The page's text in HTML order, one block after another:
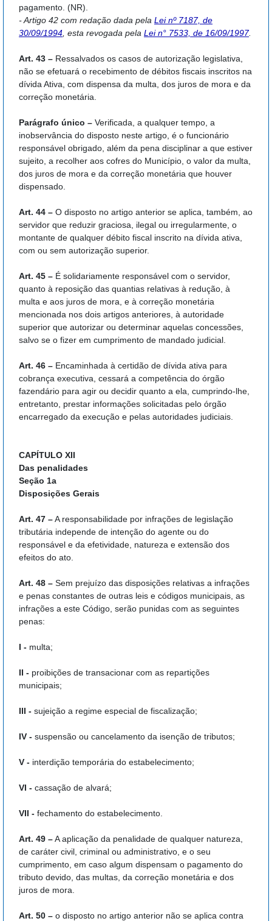
pagamento. (NR).
- Artigo 42 com redação dada pela Lei nº 7187, de
30/09/1994 , esta revogada pela Lei n° 7533, de 16/09/1997.
Art. 43 – Ressalvados os casos de autorização legislativa,
não se efetuará o recebimento de débitos fiscais inscritos na
dívida Ativa, com dispensa da multa, dos juros de mora e da
correção monetária.
Parágrafo único – Verificada, a qualquer tempo, a
inobservância do disposto neste artigo, é o funcionário
responsável obrigado, além da pena disciplinar a que estiver
sujeito, a recolher aos cofres do Município, o valor da multa,
dos juros de mora e da correção monetária que houver
dispensado.
Art. 44 – O disposto no artigo anterior se aplica, também, ao
servidor que reduzir graciosa, ilegal ou irregularmente, o
montante de qualquer débito fiscal inscrito na dívida ativa,
com ou sem autorização superior.
Art. 45 – É solidariamente responsável com o servidor,
quanto à reposição das quantias relativas à redução, à
multa e aos juros de mora, e à correção monetária
mencionada nos dois artigos anteriores, à autoridade
superior que autorizar ou determinar aquelas concessões,
salvo se o fizer em cumprimento de mandado judicial.
Art. 46 – Encaminhada à certidão de dívida ativa para
cobrança executiva, cessará a competência do órgão
fazendário para agir ou decidir quanto a ela, cumprindo-lhe,
entretanto, prestar informações solicitadas pelo órgão
encarregado da execução e pelas autoridades judiciais.
CAPÍTULO XII
Das penalidades
Seção 1a
Disposições Gerais
Art. 47 –A responsabilidade por infrações de legislação
tributária independe de intenção do agente ou do
responsável e da efetividade, natureza e extensão dos
efeitos do ato.
Art. 48 – Sem prejuízo das disposições relativas a infrações
e penas constantes de outras leis e códigos municipais, as
infrações a este Código, serão punidas com as seguintes
penas:
I - multa;
II - proibições de transacionar com as repartições
municipais;
III - sujeição a regime especial de fiscalização;
IV - suspensão ou cancelamento da isenção de tributos;
V - interdição temporária do estabelecimento;
VI - cassação de alvará;
VII - fechamento do estabelecimento.
Art. 49 –A aplicação da penalidade de qualquer natureza,
de caráter civil, criminal ou administrativo, e o seu
cumprimento, em caso algum dispensam o pagamento do
tributo devido, das multas, da correção monetária e dos
juros de mora.
Art. 50 – o disposto no artigo anterior não se aplica contra